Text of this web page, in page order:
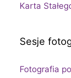
Karta
Sesje
Fotografia